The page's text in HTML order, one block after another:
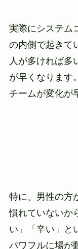
実際にシステム
の内側で起きて
人が多ければ多
が早くなります
チームが変化が
特に、男性の方
慣れていないか
い」「辛い」と
パワフルに場が